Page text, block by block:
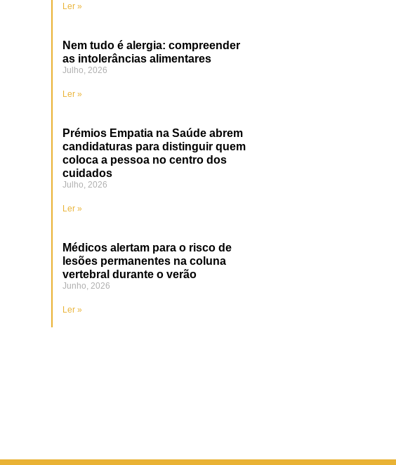
Ler »
Nem tudo é alergia: compreender
as intolerâncias alimentares
Julho, 2026
Ler »
Prémios Empatia na Saúde abrem
candidaturas para distinguir quem
coloca a pessoa no centro dos
cuidados
Julho, 2026
Ler »
Médicos alertam para o risco de
lesões permanentes na coluna
vertebral durante o verão
Junho, 2026
Ler »